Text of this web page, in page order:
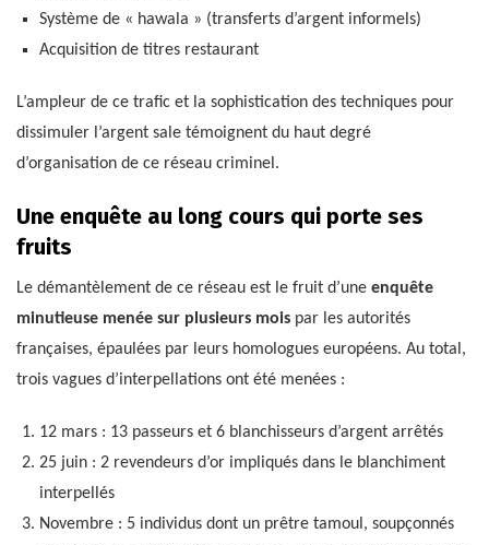
Système de « hawala » (transferts d’argent informels)
Acquisition de titres restaurant
L’ampleur de ce trafic et la sophistication des techniques pour
dissimuler l’argent sale témoignent du haut degré
d’organisation de ce réseau criminel.
Une enquête au long cours qui porte ses
fruits
Le démantèlement de ce réseau est le fruit d’une enquête
minutieuse menée sur plusieurs mois par les autorités
françaises, épaulées par leurs homologues européens. Au total,
trois vagues d’interpellations ont été menées :
12 mars : 13 passeurs et 6 blanchisseurs d’argent arrêtés
25 juin : 2 revendeurs d’or impliqués dans le blanchiment
interpellés
Novembre : 5 individus dont un prêtre tamoul, soupçonnés